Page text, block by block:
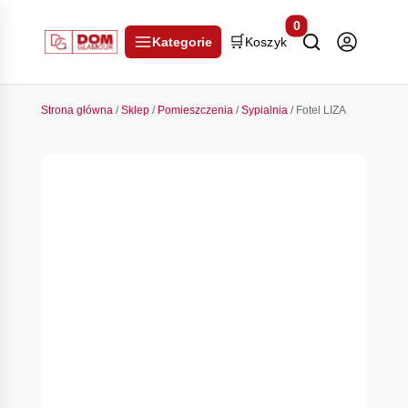
Kategorie 🛒 Koszyk
0
Strona główna/Sklep/ Pomieszczenia/Sypialnia/ Fotel LIZA